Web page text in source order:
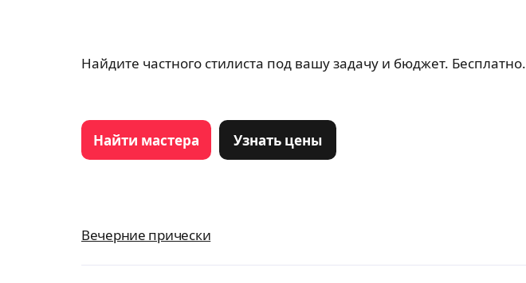
Найдите частного стилиста под вашу задачу и бюджет. Бесплатно.
Найти мастера Узнать цены
Вечерние прически